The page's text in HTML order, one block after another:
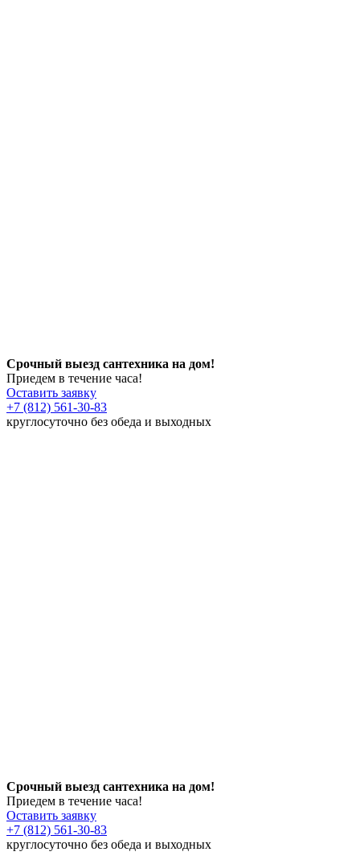
Срочный выезд сантехника на дом!
Приедем в течение часа!
Оставить заявку
+7 (812) 561-30-83
круглосуточно без обеда и выходных
Срочный выезд сантехника на дом!
Приедем в течение часа!
Оставить заявку
+7 (812) 561-30-83
круглосуточно без обеда и выходных